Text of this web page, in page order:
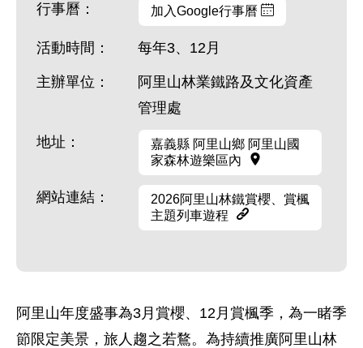
行事曆： 加入Google行事曆
活動時間： 每年3、12月
主辦單位：
阿里山林業鐵路及文化資產
管理處
地址：
嘉義縣 阿里山鄉 阿里山國
家森林遊樂區內
網站連結：
2026阿里山林鐵賞櫻、賞楓
主題列車遊程
阿里山年度盛事為3月賞櫻、12月賞楓季，為一睹季
節限定美景，旅人趨之若鶩。為持續推廣阿里山林